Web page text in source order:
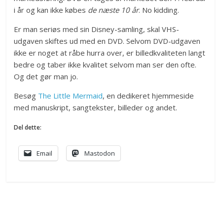
i år og kan ikke købes de næste 10 år. No kidding.
Er man seriøs med sin Disney-samling, skal VHS-
udgaven skiftes ud med en DVD. Selvom DVD-udgaven
ikke er noget at råbe hurra over, er billedkvaliteten langt
bedre og taber ikke kvalitet selvom man ser den ofte.
Og det gør man jo.
Besøg The Little Mermaid, en dedikeret hjemmeside
med manuskript, sangtekster, billeder og andet.
Del dette:
Email Mastodon